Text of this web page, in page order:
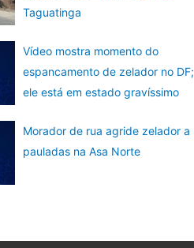
Taguatinga
Vídeo mostra momento do
espancamento de zelador no DF;
ele está em estado gravíssimo
Morador de rua agride zelador a
pauladas na Asa Norte